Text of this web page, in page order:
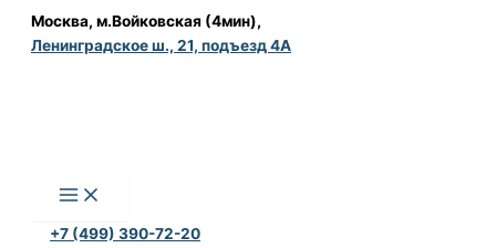
Перейти
Москва, м.Войковская (4мин),
Ленинградское ш., 21, подъезд 4А
+7 (499) 390-72-20